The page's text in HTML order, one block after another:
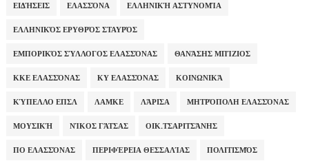
ΕΙΔΉΣΕΙΣ ΕΛΑΣΣΌΝΑ ΕΛΛΗΝΙΚΉ ΑΣΤΥΝΟΜΊΑ
ΕΛΛΗΝΙΚΌΣ ΕΡΥΘΡΌΣ ΣΤΑΥΡΌΣ
ΕΜΠΟΡΙΚΌΣ ΣΎΛΛΟΓΟΣ ΕΛΑΣΣΌΝΑΣ ΘΑΝΆΣΗΣ ΜΠΊΖΙΟΣ
ΚΚΕ ΕΛΑΣΣΌΝΑΣ ΚΥ ΕΛΑΣΣΌΝΑΣ ΚΟΙΝΩΝΙΚΆ
ΚΎΠΕΛΛΟ ΕΠΣΛ ΛΑΜΚΕ ΛΆΡΙΣΑ ΜΗΤΡΌΠΟΛΗ ΕΛΑΣΣΌΝΑΣ
ΜΟΥΣΙΚΉ ΝΊΚΟΣ ΓΆΤΣΑΣ ΟΙΚ.ΤΣΑΡΙΤΣΆΝΗΣ
ΠΟ ΕΛΑΣΣΌΝΑΣ ΠΕΡΙΦΈΡΕΙΑ ΘΕΣΣΑΛΊΑΣ ΠΟΛΙΤΙΣΜΌΣ